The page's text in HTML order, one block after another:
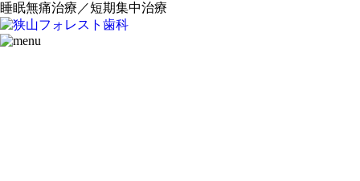
睡眠無痛治療／短期集中治療